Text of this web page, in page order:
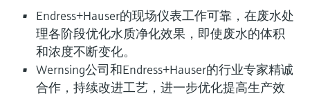
Device Viewer
查找产品具体信息和文档
备件查找工具
您可通过产品型号、订单代码或序列号，轻
松查找所需备件。
选购全部
Memosens数字技术
选购全部
Endress+Hauser的现场仪表工作可靠，在废水处
理各阶段优化水质净化效果，即使废水的体积
和浓度不断变化。
Wernsing公司和Endress+Hauser的行业专家精诚
合作，持续改进工艺，进一步优化提高生产效